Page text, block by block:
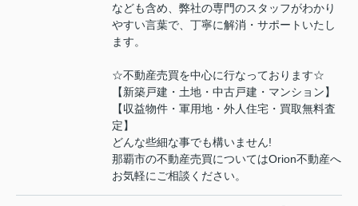
なども含め、弊社の専門のスタッフがわかり
やすい言葉で、丁寧に解消・サポートいたし
ます。
☆不動産売買を中心に行なっております☆
【新築戸建・土地・中古戸建・マンション】
【収益物件・軍用地・外人住宅・買取無料査
定】
どんな些細な事でも構いません!
那覇市の不動産売買についてはOrion不動産へ
お気軽にご相談ください。